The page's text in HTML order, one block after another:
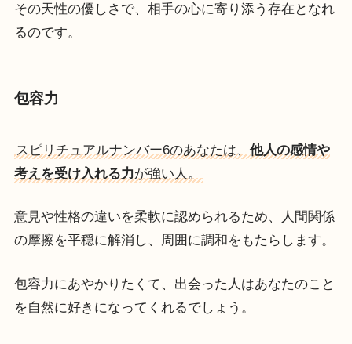
その天性の優しさで、相手の心に寄り添う存在となれ
るのです。
包容力
スピリチュアルナンバー6のあなたは、 他人の感情や
考えを受け入れる力が強い人。
意見や性格の違いを柔軟に認められるため、人間関係
の摩擦を平穏に解消し、周囲に調和をもたらします。
包容力にあやかりたくて、出会った人はあなたのこと
を自然に好きになってくれるでしょう。